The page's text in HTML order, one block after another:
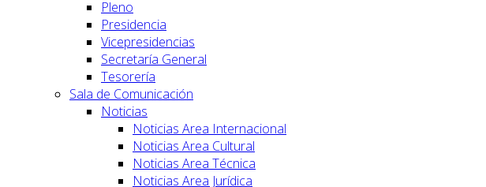
Pleno
Presidencia
Vicepresidencias
Secretaría General
Tesorería
Sala de Comunicación
Noticias
Noticias Area Internacional
Noticias Area Cultural
Noticias Area Técnica
Noticias Area Jurídica